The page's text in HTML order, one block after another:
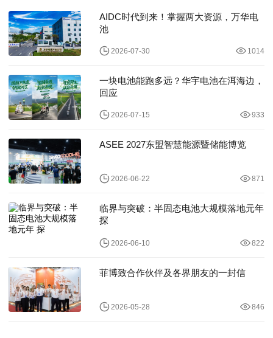
AIDC时代到来！掌握两大资源，万华电
池
2026-07-30 1014
一块电池能跑多远？华宇电池在洱海边，
回应
2026-07-15 933
ASEE 2027东盟智慧能源暨储能博览
2026-06-22 871
临界与突破：半固态电池大规模落地元年
探
2026-06-10 822
菲博致合作伙伴及各界朋友的一封信
2026-05-28 846